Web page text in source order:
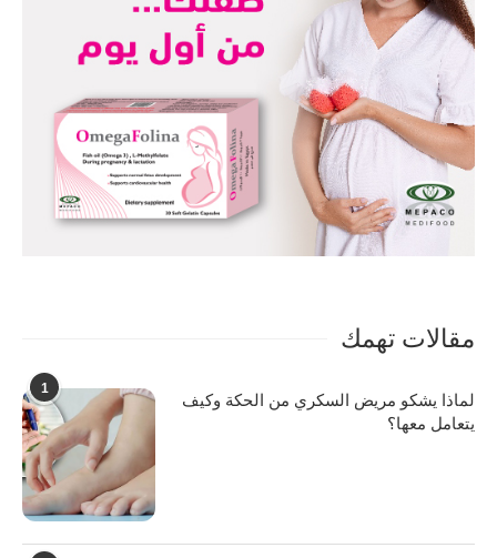
مقالات تهمك
1
لماذا يشكو مريض السكري من الحكة وكيف
يتعامل معها؟